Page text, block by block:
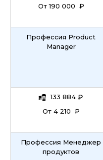
От 190 000 ₽
Профессия Product
Manager
133 884 ₽
От 4 210 ₽
Профессия Менеджер
продуктов